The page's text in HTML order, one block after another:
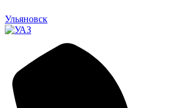
Ульяновск